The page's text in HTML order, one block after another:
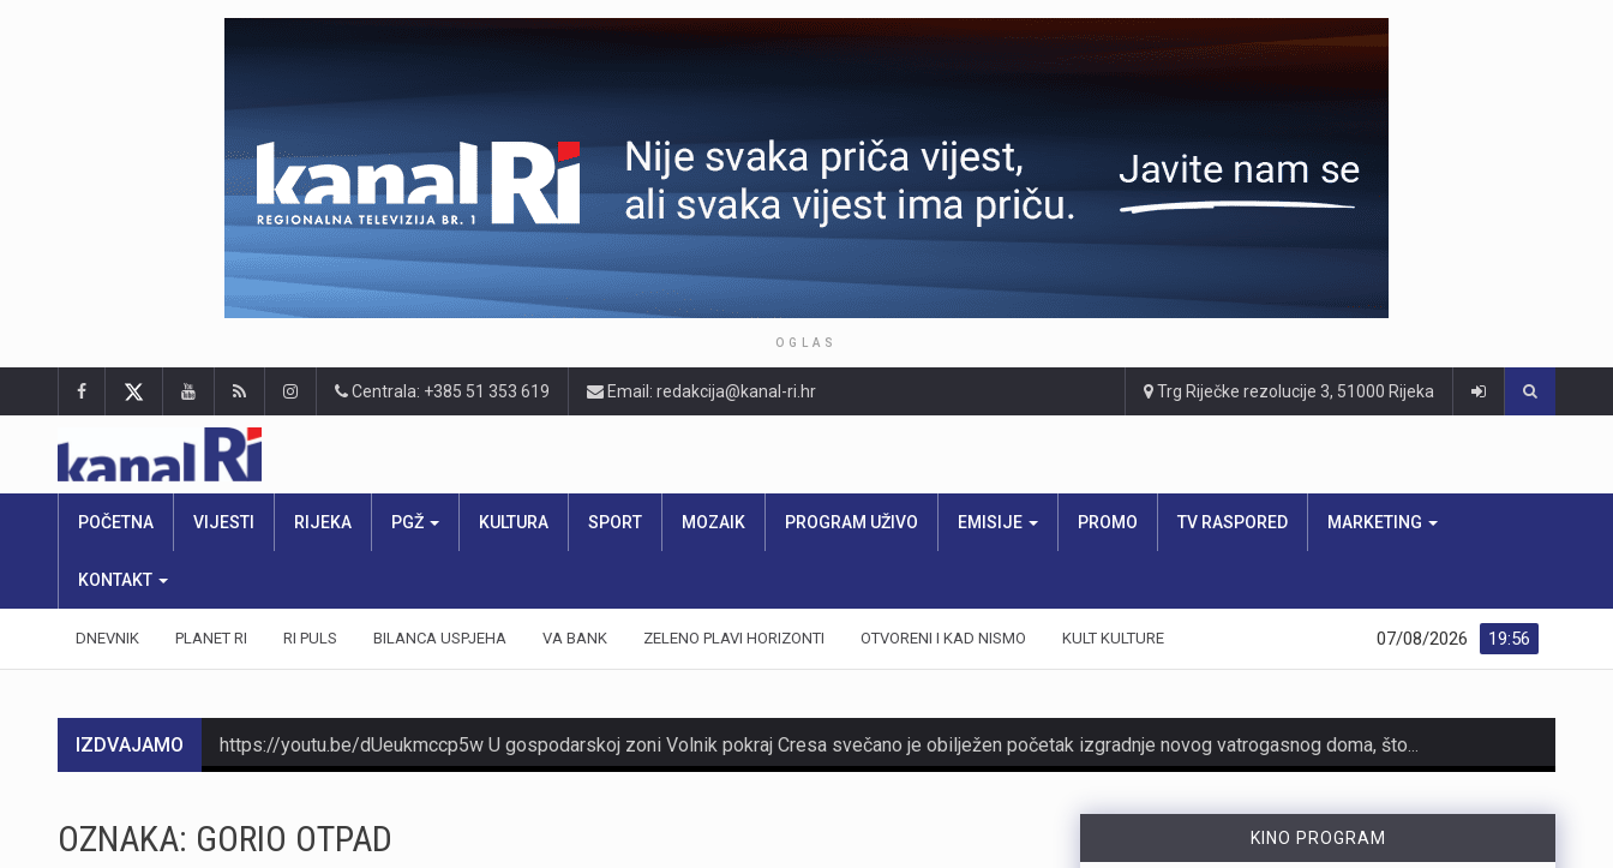
OGLAS
Centrala: +385 51 353 619 Email: redakcija@kanal-ri.hr Trg Riječke rezolucije 3, 51000 Rijeka
POČETNA VIJESTI RIJEKA PGŽ KULTURA SPORT MOZAIK PROGRAM UŽIVO EMISIJE PROMO TV RASPORED MARKETING
KONTAKT
DNEVNIK PLANET RI RI PULS BILANCA USPJEHA VA BANK ZELENO PLAVI HORIZONTI OTVORENI I KAD NISMO KULT KULTURE 19:56
07/08/2026
IZDVAJAMO
https://youtu.be/aILFsriI-vk
OZNAKA: GORIO OTPAD KINO PROGRAM